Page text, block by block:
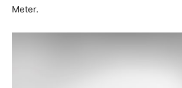
Meter.